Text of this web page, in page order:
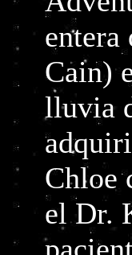
Cain)
lluvia
Chloe
el Dr.